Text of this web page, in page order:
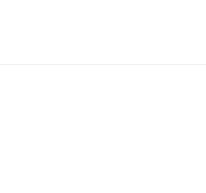
мгновенно, а
операционными
и отсутствие
программном